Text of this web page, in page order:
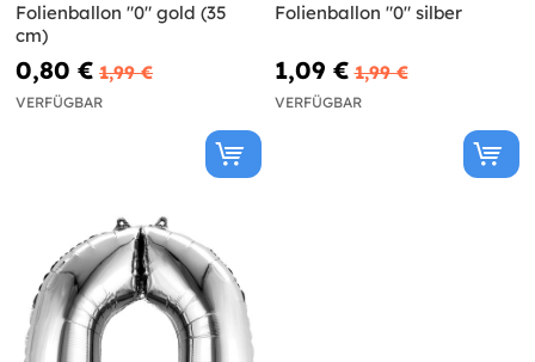
Folienballon "0" gold (35
cm)
0,80 € 1,99 €
VERFÜGBAR
Folienballon "0" silber
1,09 € 1,99 €
VERFÜGBAR